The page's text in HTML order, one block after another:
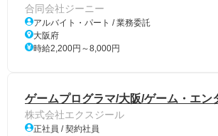
合同会社ジーニー
アルバイト・パート / 業務委託
大阪府
時給2,200円～8,000円
ゲームプログラマ/大阪/ゲーム・エン
株式会社エクスジール
正社員 / 契約社員